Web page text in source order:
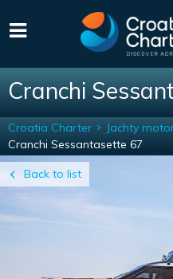
Cranchi
Back to list
Croatia Charter
Jachty
Cranchi Sessantasette 67